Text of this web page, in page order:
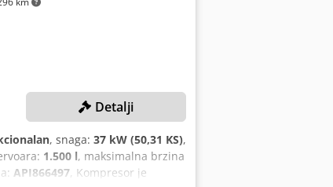
Detalji
, snaga: 37 kW (50,31 KS),
1.500 l, maksimalna brzina
API866497, Kompresor je